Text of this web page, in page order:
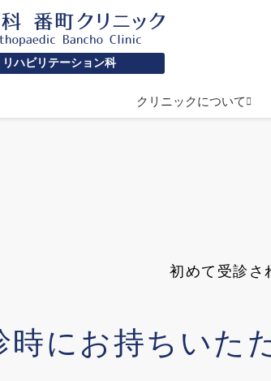
ハビリテーション科
クリニックについて
初めて受診さ
時にお持ちいた